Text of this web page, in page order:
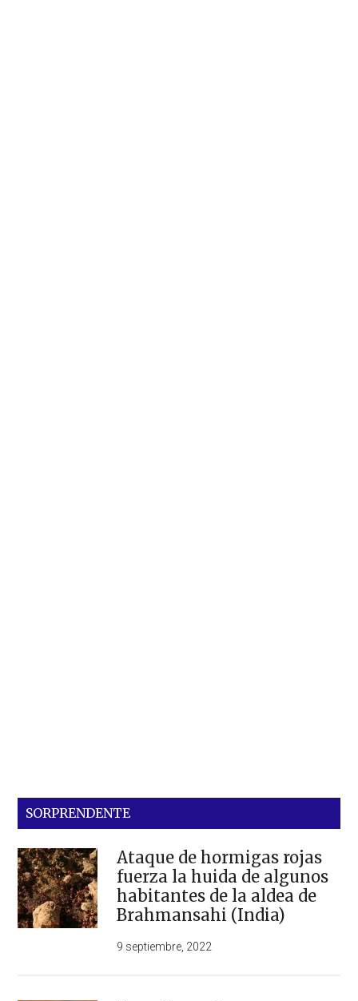
SORPRENDENTE
Ataque de hormigas rojas
fuerza la huida de algunos
habitantes de la aldea de
Brahmansahi (India)
9 septiembre, 2022